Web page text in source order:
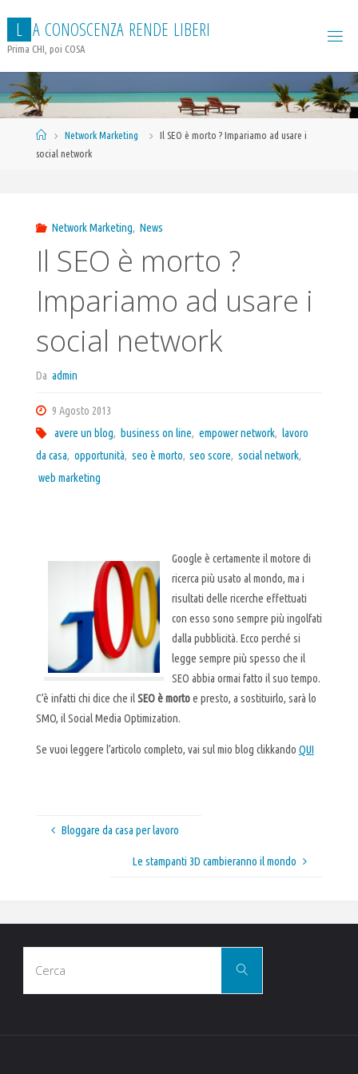
contenuto
L A CONOSCENZA RENDE LIBERI
Prima CHI, poi COSA
HomeNetwork Marketing
Il SEO è morto ? Impariamo ad usare i
social network
Network Marketing, News
Il SEO è morto ?
Impariamo ad usare i
social network
Da admin
9 Agosto 2013
avere un blog, business on line, empower network, lavoro
da casa, opportunità, seo è morto, seo score, social network,
web marketing
Google è certamente il motore di
ricerca più usato al mondo, ma i
risultati delle ricerche effettuati
con esso sono sempre più ingolfati
dalla pubblicità. Ecco perché si
legge sempre più spesso che il
SEO abbia ormai fatto il suo tempo.
C’è infatti chi dice che ilSEO è mortoe presto, a sostituirlo, sarà lo
SMO, il Social Media Optimization.
Se vuoi leggere l’articolo completo, vai sul mio blog clikkando QUI
Bloggare da casa per lavoro
Le stampanti 3D cambieranno il mondo
Cerca